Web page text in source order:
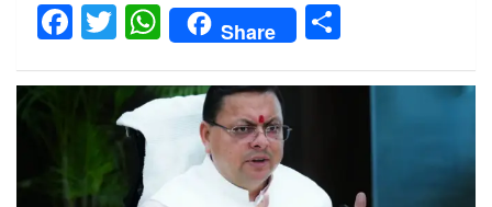
F
ce
b
o
o
T
tt
er
W
h
at
p
Share
ar